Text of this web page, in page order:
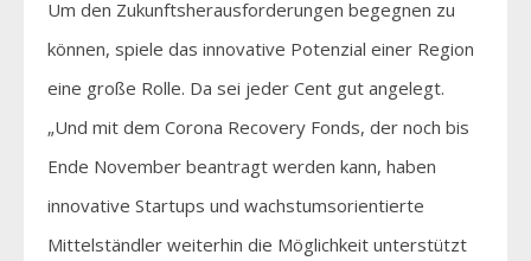
Um den Zukunftsherausforderungen begegnen zu
können, spiele das innovative Potenzial einer Region
eine große Rolle. Da sei jeder Cent gut angelegt.
„Und mit dem Corona Recovery Fonds, der noch bis
Ende November beantragt werden kann, haben
innovative Startups und wachstumsorientierte
Mittelständler weiterhin die Möglichkeit unterstützt